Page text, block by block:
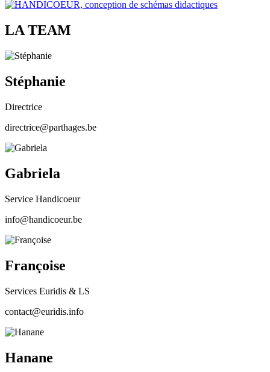
LA TEAM
Stéphanie
Directrice
directrice@parthages.be
Gabriela
Service Handicoeur
info@handicoeur.be
Françoise
Services Euridis & LS
contact@euridis.info
Hanane